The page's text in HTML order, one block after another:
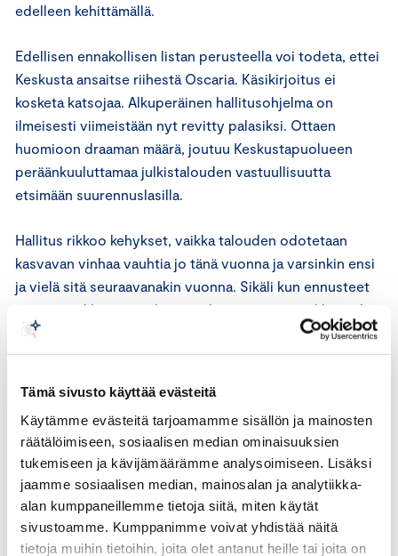
Tämä sivusto käyttää evästeitä
Käytämme evästeitä tarjoamamme sisällön ja mainosten
räätälöimiseen, sosiaalisen median ominaisuuksien
tukemiseen ja kävijämäärämme analysoimiseen. Lisäksi
jaamme sosiaalisen median, mainosalan ja analytiikka-
alan kumppaneillemme tietoja siitä, miten käytät
sivustoamme. Kumppanimme voivat yhdistää näitä
tietoja muihin tietoihin, joita olet antanut heille tai joita on
edelleen kehittämällä.
Edellisen ennakollisen listan perusteella voi todeta, ettei
Keskusta ansaitse riihestä Oscaria. Käsikirjoitus ei
kosketa katsojaa. Alkuperäinen hallitusohjelma on
ilmeisesti viimeistään nyt revitty palasiksi. Ottaen
huomioon draaman määrä, joutuu Keskustapuolueen
peräänkuuluttamaa julkistalouden vastuullisuutta
etsimään suurennuslasilla.
Hallitus rikkoo kehykset, vaikka talouden odotetaan
kasvavan vinhaa vauhtia jo tänä vuonna ja varsinkin ensi
ja vielä sitä seuraavanakin vuonna. Sikäli kun ennusteet
pitävät paikkansa, on hyvin vähän perusteita rikkoa tähän
asti kunnioitettu ja hyvin toimiva
kehysjärjestelmä. Päinvastoin. Olettaen, että suuria
pitäisi palata niin pian kuin mahdollista. Ja pidetään
mielessä, että julkinen talous velkaantuisi, vaikka
kehyksiin palattaisiinkin. Eli mistään kiilusilmäisestä
kurituspolitiikasta ei varsinaisesti olisi kyse.
Ja ne työllisyyspäätökset. Hesarin tietojen
mukaan hallitus tekisi päätökset 15 000 lisätyöllisestä